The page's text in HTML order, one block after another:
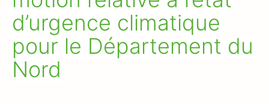
d’urgence climatique
pour le Département du
Nord